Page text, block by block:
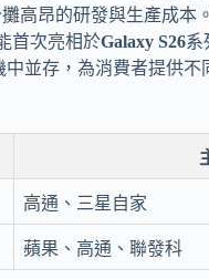
攤高昂的研發與生產成本
首次亮相於Galaxy S26系
中並存，為消費者提供
高通、三星自家
蘋果、高通、聯發科